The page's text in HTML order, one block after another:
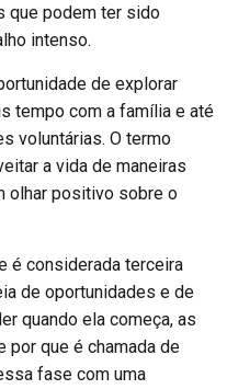
que podem ter sido
intenso.
de explorar
tempo com a família e até
voluntárias. O termo
a vida de maneiras
olhar positivo sobre o
é considerada terceira
de oportunidades e de
quando ela começa, as
por que é chamada de
fase com uma